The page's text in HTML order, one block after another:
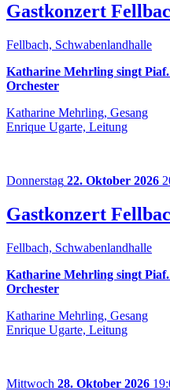
Gastkonzert
Fellbach, Schwabenlandhalle
Katharine Mehrling singt
Orchester
Katharine Mehrling, Gesang
Enrique Ugarte, Leitung
Donnerstag 22. Oktober 2026
Gastkonzert
Fellbach, Schwabenlandhalle
Katharine Mehrling singt
Orchester
Katharine Mehrling, Gesang
Enrique Ugarte, Leitung
Mittwoch 28. Oktober 2026